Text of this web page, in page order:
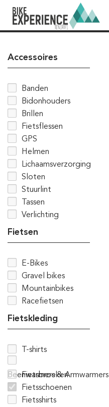
Accessoires
Banden
Bidonhouders
Brillen
Fietsflessen
GPS
Helmen
Lichaamsverzorging
Sloten
Stuurlint
Tassen
Verlichting
Fietsen
E-Bikes
Gravel bikes
Mountainbikes
Racefietsen
Fietskleding
T-shirts
Beenwarmers & Armwarmers
Fietsbroeken
Fietsschoenen
Fietsshirts